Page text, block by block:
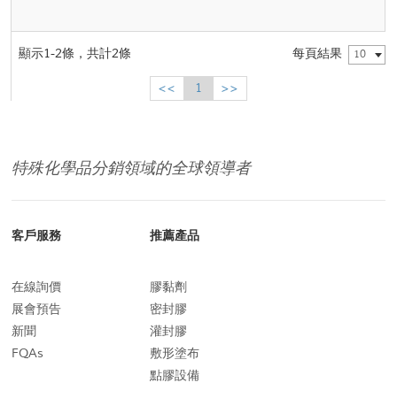
顯示1-2條，共計2條 每頁結果 10
<< 1 >>
特殊化學品分銷領域的全球領導者
客戶服務
在線詢價
展會預告
新聞
FQAs
推薦產品
膠黏劑
密封膠
灌封膠
敷形塗布
點膠設備